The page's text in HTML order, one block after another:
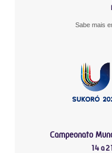
Sabe mais
Campeonato
14 a